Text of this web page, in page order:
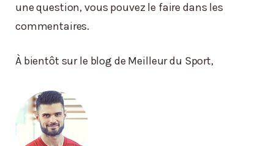
une question, vous pouvez le faire dans les
commentaires.
À bientôt sur le blog de Meilleur du Sport,